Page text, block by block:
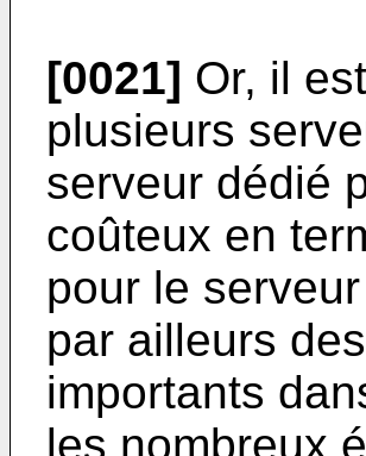
[0021] Or, il
plusieurs
serveur dédié
coûteux en
pour le
par ailleurs
importants
les nombreux